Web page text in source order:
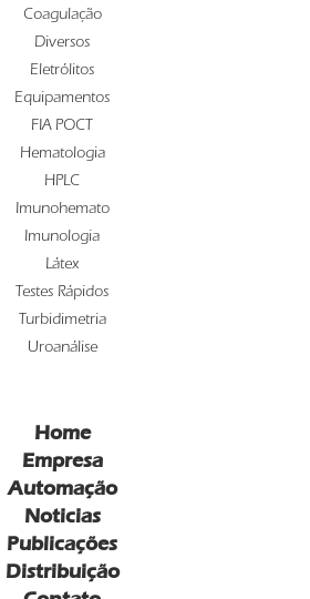
Coagulação
Diversos
Eletrólitos
Equipamentos
FIA POCT
Hematologia
HPLC
Imunohemato
Imunologia
Látex
Testes Rápidos
Turbidimetria
Uroanálise
Home
Empresa
Automação
Noticias
Publicações
Distribuição